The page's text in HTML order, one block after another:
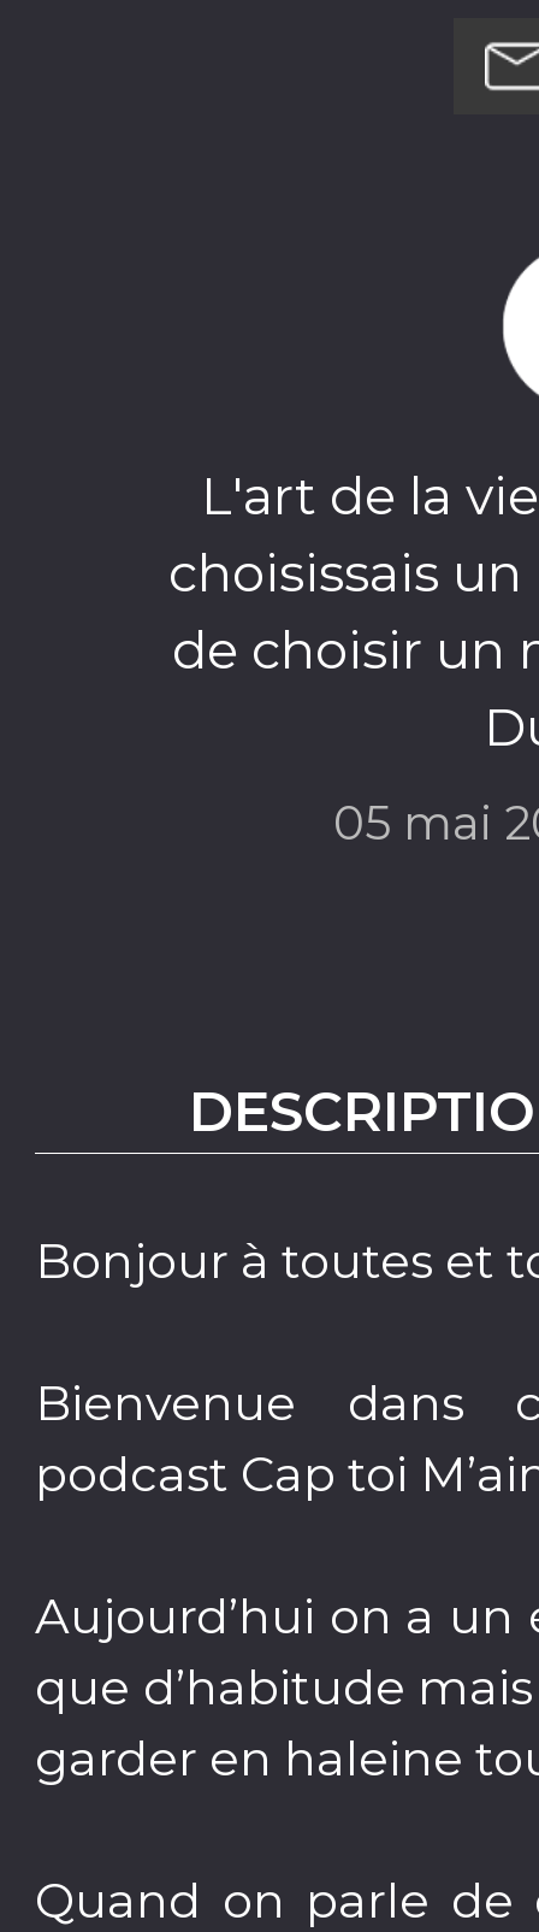
L'art de la
choisissais
de choisir un
05 mai
Bonjour à toutes et
Bienvenue dans
podcast Cap toi
Aujourd’hui on a
que d’habitude
garder en haleine
Quand on parle de